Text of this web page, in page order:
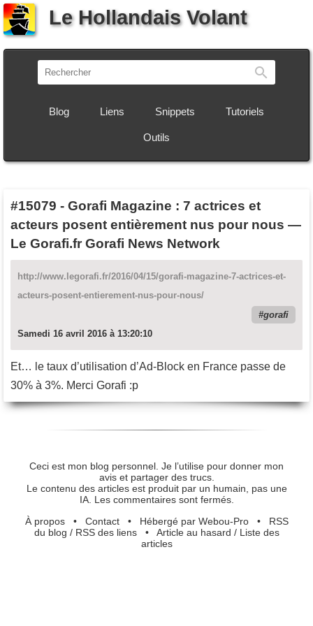
Le Hollandais Volant
Blog Liens Snippets Tutoriels
Outils
#15079 - Gorafi Magazine : 7 actrices et
acteurs posent entièrement nus pour nous —
Le Gorafi.fr Gorafi News Network
http://www.legorafi.fr/2016/04/15/gorafi-magazine-7-actrices-et-
acteurs-posent-entierement-nus-pour-nous/
gorafi
Samedi 16 avril 2016 à 13:20:10
Et… le taux d’utilisation d’Ad-Block en France passe de
30% à 3%. Merci Gorafi :p
Ceci est mon blog personnel. Je l’utilise pour donner mon
avis et partager des trucs.
Le contenu des articles est produit par un humain, pas une
IA. Les commentaires sont fermés.
À propos• Contact• Hébergé par Webou-Pro• RSS
du blog / RSS des liens• Article au hasard / Liste des
articles